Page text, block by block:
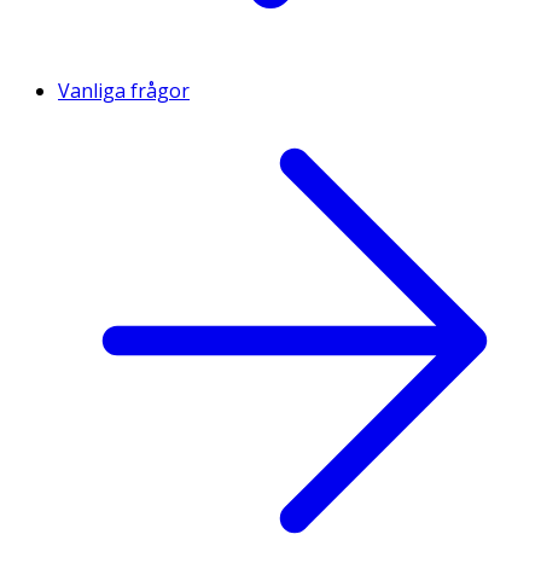
Vanliga frågor